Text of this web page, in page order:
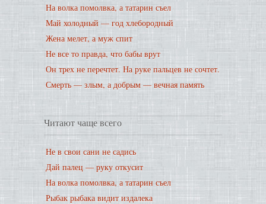
На волка помолвка, а татарин съел
Май холодный — год хлебородный
Жена мелет, а муж спит
Не все то правда, что бабы врут
Он трех не перечтет. На руке пальцев не сочтет.
Смерть — злым, а добрым — вечная память
Читают чаще всего
Не в свои сани не садись
Дай палец — руку откусит
На волка помолвка, а татарин съел
Рыбак рыбака видит издалека